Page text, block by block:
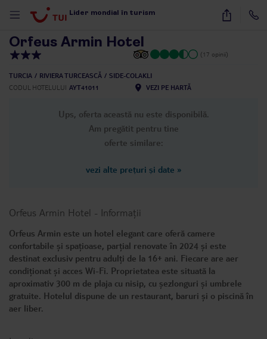
Lider mondial în turism 17
Orfeus Armin Hotel
(17 opinii)
TURCIA RIVIERA TURCEASCĂ
SIDE-COLAKLI
CODUL HOTELULUI AYT41011 VEZI PE HARTĂ
Ups, oferta această nu este disponibilă.
Am pregătit pentru tine
oferte similare:
vezi alte prețuri și date »
Orfeus Armin Hotel - Informații
Orfeus Armin este un hotel elegant care oferă camere
confortabile și spațioase, parțial renovate în 2024 și este
destinat exclusiv pentru adulți de la 16+ ani. Fiecare are aer
condiționat și acces Wi-Fi. Proprietatea este situată la
aproximativ 300 m de plaja cu nisip, cu șezlonguri și umbrele
gratuite. Hotelul dispune de un restaurant, baruri și o piscină în
aer liber.